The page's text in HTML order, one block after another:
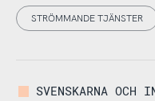
STRÖMMANDE TJÄNSTER
SVENSKARNA OCH